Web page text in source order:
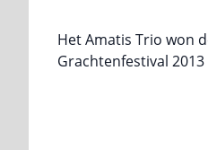
Het Amatis Trio won
Grachtenfestival 2013